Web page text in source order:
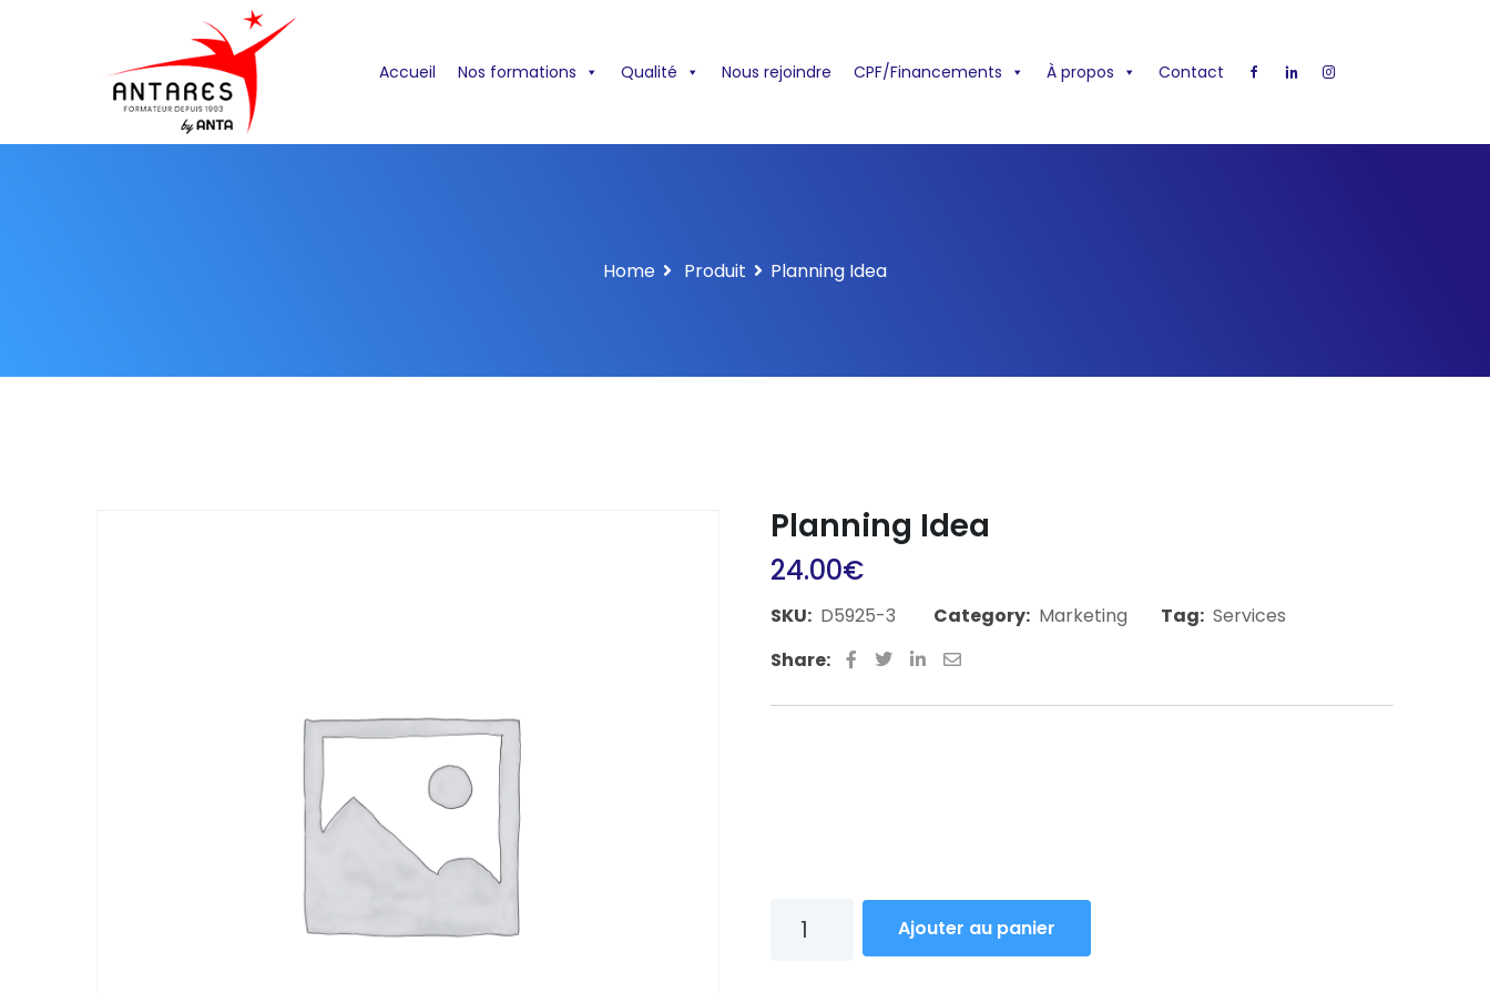
Accueil Nos formations Qualité Nous rejoindre CPF/Financements À propos Contact
Home Produit Planning Idea
Planning Idea
24.00€
SKU: D5925-3 Category: Marketing Tag: Services
Share:
Ajouter au panier